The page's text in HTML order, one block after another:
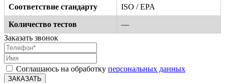
Соответствие стандарту ISO / EPA
Количество тестов
—
Заказать звонок
Соглашаюсь на обработку персональных данных
ЗАКАЗАТЬ